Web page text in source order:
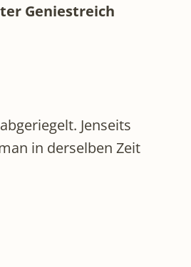
Geniestreich
Jenseits
in derselben Zeit